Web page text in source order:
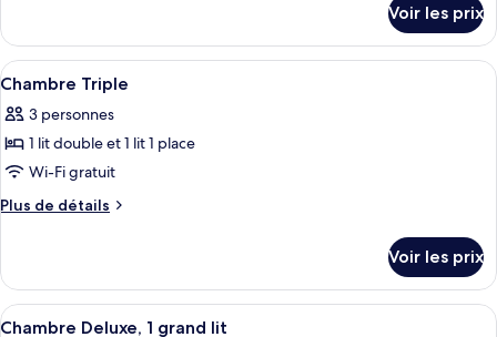
Suite
Junior
pour
3
personnes
le
type
de
Suite
Junior
personnes
Voir les prix
Afficher
toutes
les
photos
pour
ce
chambre :
Chambre
Triple
Une chambre d’hôtel avec un grand
8
Chambre Triple
3 personnes
1 lit double et 1 lit 1 place
Wi-Fi gratuit
Plus de détails
Plus
le
type
de
Voir les prix
Afficher
Une chambre d’hôtel moderne
8
Chambre Deluxe, 1 grand lit